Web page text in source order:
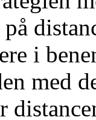
i
med